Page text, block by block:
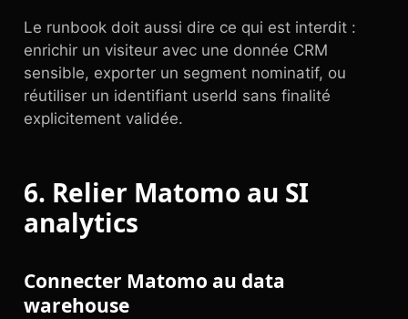
Le runbook doit aussi dire ce qui est interdit :
enrichir un visiteur avec une donnée CRM
sensible, exporter un segment nominatif, ou
réutiliser un identifiant userId sans finalité
explicitement validée.
6. Relier Matomo au SI
analytics
Connecter Matomo au data
warehouse